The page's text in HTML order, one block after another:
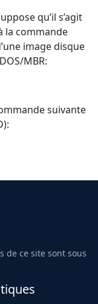
qu’il s’agit
la commande
image disque
MBR:
suivante
de ce site sont sous